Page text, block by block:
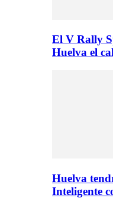
El V Rally
Huelva el
Huelva
Inteligente